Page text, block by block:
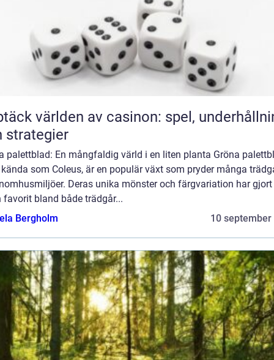
världen av casinon: spel,
strategier
palettblad: En mångfaldig värld i en liten planta Gröna
som Coleus, är en populär växt som pryder många
Deras unika mönster och färgvariation har
favorit bland både trädgår...
Bergholm
10 september